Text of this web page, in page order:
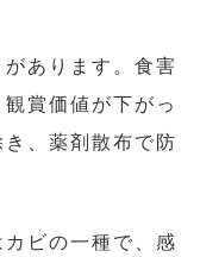
あります。食害
賞価値が下がっ
、薬剤散布で防
ビの一種で、感